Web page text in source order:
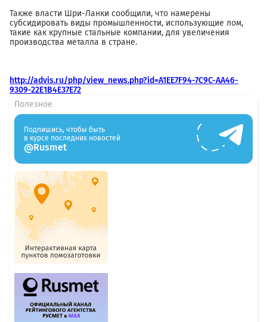
Также власти Шри-Ланки сообщили, что намерены
субсидировать виды промышленности, использующие лом,
такие как крупные стальные компании, для увеличения
производства металла в стране.
http://advis.ru/php/view_news.php?id=A1EE7F94-7C9C-AA46-
9309-22E1B4E37E72
Полезное
Подпишись, чтобы быть
в курсе последних новостей
@Rusmet